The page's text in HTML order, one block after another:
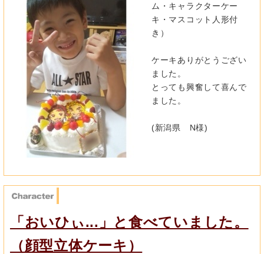
ム・キャラクターケー
キ・マスコット人形付
き）
ケーキありがとうござい
ました。
とっても興奮して喜んで
ました。
(新潟県 N様)
「おいひぃ...」と食べていました。
（顔型立体ケーキ）